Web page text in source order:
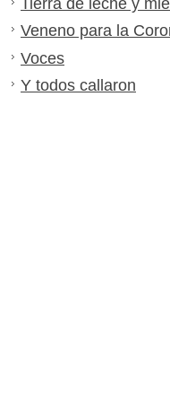
Veneno para la
Voces
Y todos callaron